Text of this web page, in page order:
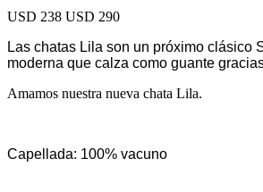
USD 238 USD 290
Las chatas Lila son un próximo clásico
moderna que calza como guante
Amamos nuestra nueva chata Lila.
Capellada: 100% vacuno